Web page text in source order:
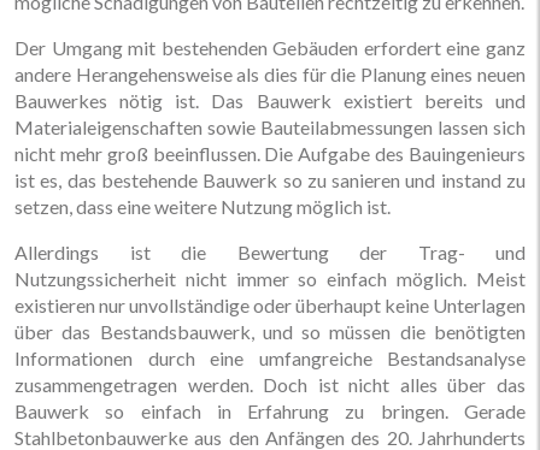
Der Umgang mit bestehenden Gebäuden erfordert eine ganz
andere Herangehensweise als dies für die Planung eines neuen
Bauwerkes nötig ist. Das Bauwerk existiert bereits und
Materialeigenschaften sowie Bauteilabmessungen lassen sich
nicht mehr groß beeinflussen. Die Aufgabe des Bauingenieurs
ist es, das bestehende Bauwerk so zu sanieren und instand zu
setzen, dass eine weitere Nutzung möglich ist.
Allerdings ist die Bewertung der Trag- und
Nutzungssicherheit nicht immer so einfach möglich. Meist
existieren nur unvollständige oder überhaupt keine Unterlagen
über das Bestandsbauwerk, und so müssen die benötigten
Informationen durch eine umfangreiche Bestandsanalyse
zusammengetragen werden. Doch ist nicht alles über das
Bauwerk so einfach in Erfahrung zu bringen. Gerade
Stahlbetonbauwerke aus den Anfängen des 20. Jahrhunderts